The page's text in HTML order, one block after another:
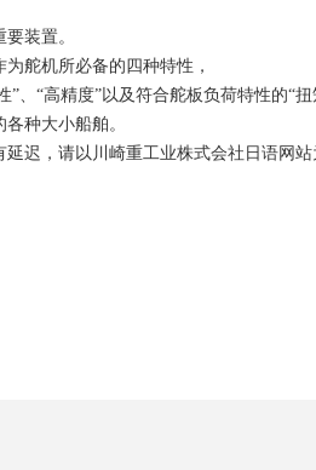
装置。
舵机所必备的四种特性，
”、“高精度”以及符合舵板负荷特性的“
种大小船舶。
迟，请以川崎重工业株式会社日语网站